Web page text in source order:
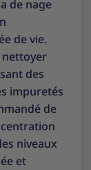
de nage
de vie.
nettoyer
des
impuretés
de
niveaux
et